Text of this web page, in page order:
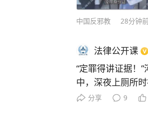
中国反邪教 28分钟
法律公开课
“定罪得讲证据！
中，深夜上厕所
连夜赶到女孩家
分享 9